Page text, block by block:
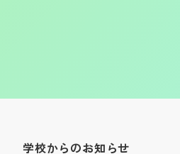
学校からのお知らせ